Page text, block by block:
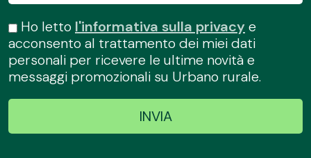
Ho letto l'informativa sulla privacye
acconsento al trattamento dei miei dati
personali per ricevere le ultime novità e
messaggi promozionali su Urbano rurale.